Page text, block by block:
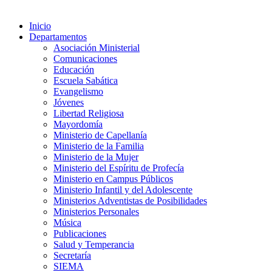
Inicio
Departamentos
Asociación Ministerial
Comunicaciones
Educación
Escuela Sabática
Evangelismo
Jóvenes
Libertad Religiosa
Mayordomía
Ministerio de Capellanía
Ministerio de la Familia
Ministerio de la Mujer
Ministerio del Espíritu de Profecía
Ministerio en Campus Públicos
Ministerio Infantil y del Adolescente
Ministerios Adventistas de Posibilidades
Ministerios Personales
Música
Publicaciones
Salud y Temperancia
Secretaría
SIEMA